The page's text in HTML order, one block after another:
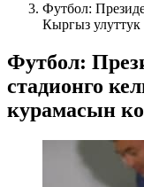
Футбол:
Кыргыз улуттук
Футбол:
стадионго
курамасын